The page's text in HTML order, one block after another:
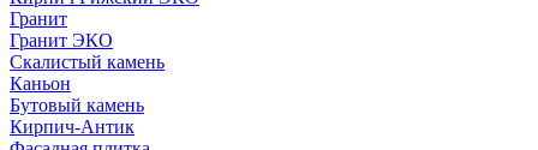
Гранит
Гранит ЭКО
Скалистый камень
Каньон
Бутовый камень
Кирпич-Антик